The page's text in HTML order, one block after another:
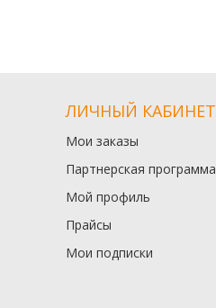
ЛИЧНЫЙ КАБИНЕТ
Мои заказы
Партнерская программа
Мой профиль
Прайсы
Мои подписки